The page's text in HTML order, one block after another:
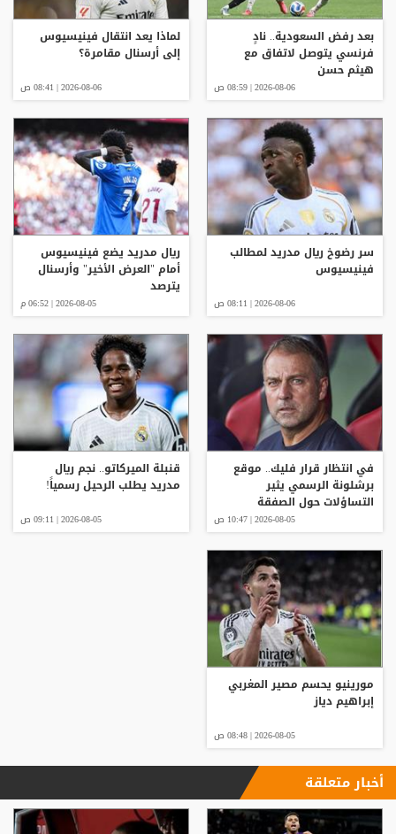
بعد رفض السعودية.. نادٍ
فرنسي يتوصل لاتفاق مع
هيثم حسن
2026-08-06 | 08:59 ص
لماذا يعد انتقال فينيسيوس
إلى أرسنال مقامرة؟
2026-08-06 | 08:41 ص
سر رضوخ ريال مدريد لمطالب
فينيسيوس
2026-08-06 | 08:11 ص
ريال مدريد يضع فينيسيوس
أمام "العرض الأخير" وأرسنال
يترصد
2026-08-05 | 06:52 م
في انتظار قرار فليك.. موقع
برشلونة الرسمي يثير
التساؤلات حول الصفقة
2026-08-05 | 10:47 ص
قنبلة الميركاتو.. نجم ريال
مدريد يطلب الرحيل رسمياً!
2026-08-05 | 09:11 ص
مورينيو يحسم مصير المغربي
إبراهيم دياز
2026-08-05 | 08:48 ص
أخبار متعلقة